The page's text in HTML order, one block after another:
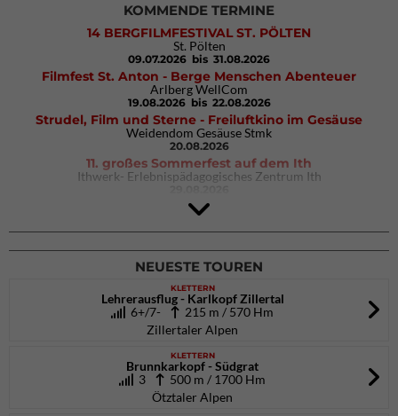
KOMMENDE TERMINE
14 BERGFILMFESTIVAL ST. PÖLTEN
St. Pölten
09.07.2026 bis 31.08.2026
Filmfest St. Anton - Berge Menschen Abenteuer
Arlberg WellCom
19.08.2026 bis 22.08.2026
Strudel, Film und Sterne - Freiluftkino im Gesäuse
Weidendom Gesäuse Stmk
20.08.2026
11. großes Sommerfest auf dem Ith
Ithwerk- Erlebnispädagogisches Zentrum Ith
4Blocs KIDS 2026
DAV Kletter- & Boulderzentrum München Süd (Thalkirchen)
NEUESTE TOUREN
KLETTERN
Lehrerausflug - Karlkopf Zillertal
6+/7-
215 m / 570 Hm
Zillertaler Alpen
KLETTERN
Brunnkarkopf - Südgrat
3
500 m / 1700 Hm
Ötztaler Alpen